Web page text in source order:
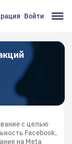
Войти
с целью
Facebook,
на Meta